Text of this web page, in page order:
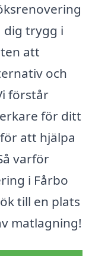
dig trygg i
att
och
förstår
för ditt
att hjälpa
varför
i Fårbo
till en plats
matlagning!